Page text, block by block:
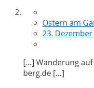
Ostern am
23. Dezember
[…] Wanderung auf
berg.de […]